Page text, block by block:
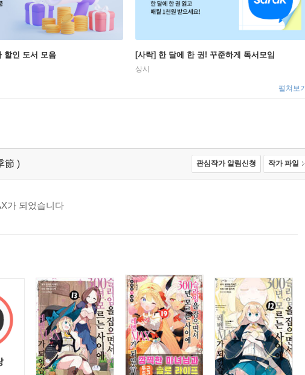
할인 도서 모음 [사락] 한 달에 한 권! 꾸준하게 독서모임
상시
펼쳐보기
節 ) 관심작가 알림신청 작가 파일
가 되었습니다